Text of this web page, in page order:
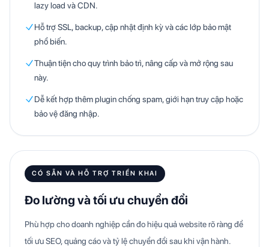
lazy load và CDN.
Hỗ trợ SSL, backup, cập nhật định kỳ và các lớp bảo mật
phổ biến.
Thuận tiện cho quy trình bảo trì, nâng cấp và mở rộng sau
này.
Dễ kết hợp thêm plugin chống spam, giới hạn truy cập hoặc
bảo vệ đăng nhập.
CÓ SẴN VÀ HỖ TRỢ TRIỂN KHAI
Đo lường và tối ưu chuyển đổi
Phù hợp cho doanh nghiệp cần đo hiệu quả website rõ ràng để
tối ưu SEO, quảng cáo và tỷ lệ chuyển đổi sau khi vận hành.